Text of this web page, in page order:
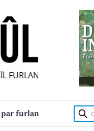
FURLAN
par furlan